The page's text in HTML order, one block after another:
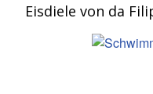
Eisdiele von da